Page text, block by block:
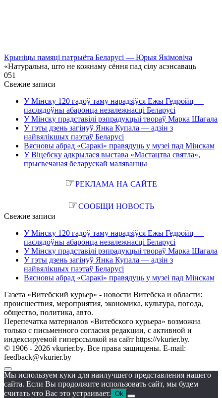
Крыніцы памяці патрыёта Беларусі — Юрыя Якімовіча
«Натуральна, што не кожнаму сёння пад сілу асэнсаваць
051
Свежие записи
У Мінску 120 гадоў таму нарадзіўся Ежы Гедройц —
паслядоўны абаронца незалежнасці Беларусі
У Мінску прадставілі рэпрадукцыі твораў Марка Шагала
У гэты дзень загінуў Янка Купала — адзін з
найвялікшых паэтаў Беларусі
Вясновы абрад «Саракі» правядуць у музеі пад Мінскам
У Віцебску адкрылася выстава «Мастацтва святла»,
прысвечаная беларускай маляванцы
☞РЕКЛАМА НА САЙТЕ
☞СООБЩИ НОВОСТЬ
Свежие записи
У Мінску 120 гадоў таму нарадзіўся Ежы Гедройц —
паслядоўны абаронца незалежнасці Беларусі
У Мінску прадставілі рэпрадукцыі твораў Марка Шагала
У гэты дзень загінуў Янка Купала — адзін з
найвялікшых паэтаў Беларусі
Вясновы абрад «Саракі» правядуць у музеі пад Мінскам
Газета «Витебский курьер» - новости Витебска и области:
происшествия, мероприятия, экономика, культура, погода,
общество, политика, авто.
Перепечатка материалов «Витебского курьера» возможна
только с письменного согласия редакции, с активной и
индексируемой гиперссылкой на сайт https://vkurier.by.
© 1906 - 2026 vkurier.by. Все права защищены. E-mail:
feedback@vkurier.by
Мы используем куки для наилучшего представления нашего
сайта. Если Вы продолжите использовать сайт, мы будем
считать что Вас это устраивает. Ok